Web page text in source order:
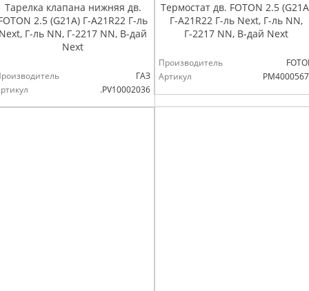
Тарелка клапана нижняя дв.
2.5 (G21A) Г-А21R22 Г-ль
Г-ль NN, Г-2217 NN, В-дай
Next
ГАЗ
.РV10002036
Термостат дв. FOTON 2.5
Г-А21R22 Г-ль Next, Г-ль NN,
Г-2217 NN, В-дай Next
Производитель
Артикул